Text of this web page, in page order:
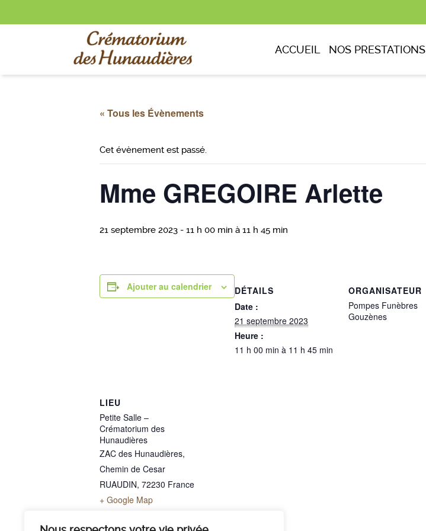
ACCUEIL NOS PRESTATIONS
« Tous les Évènements
Cet évènement est passé.
Mme GREGOIRE Arlette
21 septembre 2023 - 11 h 00 min à 11 h 45 min
Ajouter au calendrier
DÉTAILS
Date :
21 septembre 2023
Heure :
11 h 00 min à 11 h 45 min
ORGANISATEUR
Pompes Funèbres
Gouzènes
LIEU
Petite Salle –
Crématorium des
Hunaudières
ZAC des Hunaudières,
Chemin de Cesar
RUAUDIN, 72230 France
+ Google Map
02 43 40 07 00